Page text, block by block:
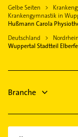
Wermelskirchen
Velbert
Radevormwald
Sprockhövel
Rohrreinigung
Klempner
Gasinstallateur
Klempner
Gasinstallateur
Elektroinstallation
Schreiner
Gelbe Seiten
Krankengymnastik in
Hußmann Carola
Deutschland
Wuppertal Stadtteil
Branche